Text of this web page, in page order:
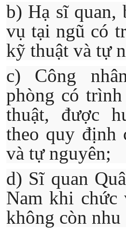
b) Hạ sĩ quan,
vụ tại ngũ có
kỹ thuật và tự
c) Công
phòng có
thuật, được
theo quy định
và tự nguyên;
d) Sĩ quan
Nam khi chức
không còn